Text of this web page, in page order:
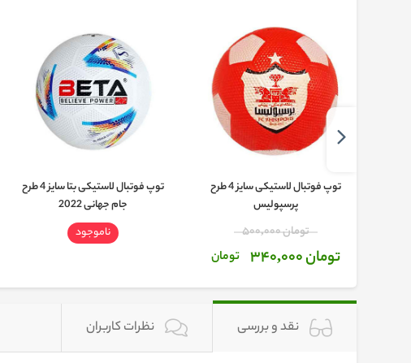
توپ فوتبال لاستیکی سایز 4 طرح
پرسپولیس
تومان 500,000
تومان 340,000 تومان
توپ فوتبال لاستیکی بتا سایز 4 طرح
جام جهانی 2022
ناموجود
نقد و بررسی نظرات کاربران